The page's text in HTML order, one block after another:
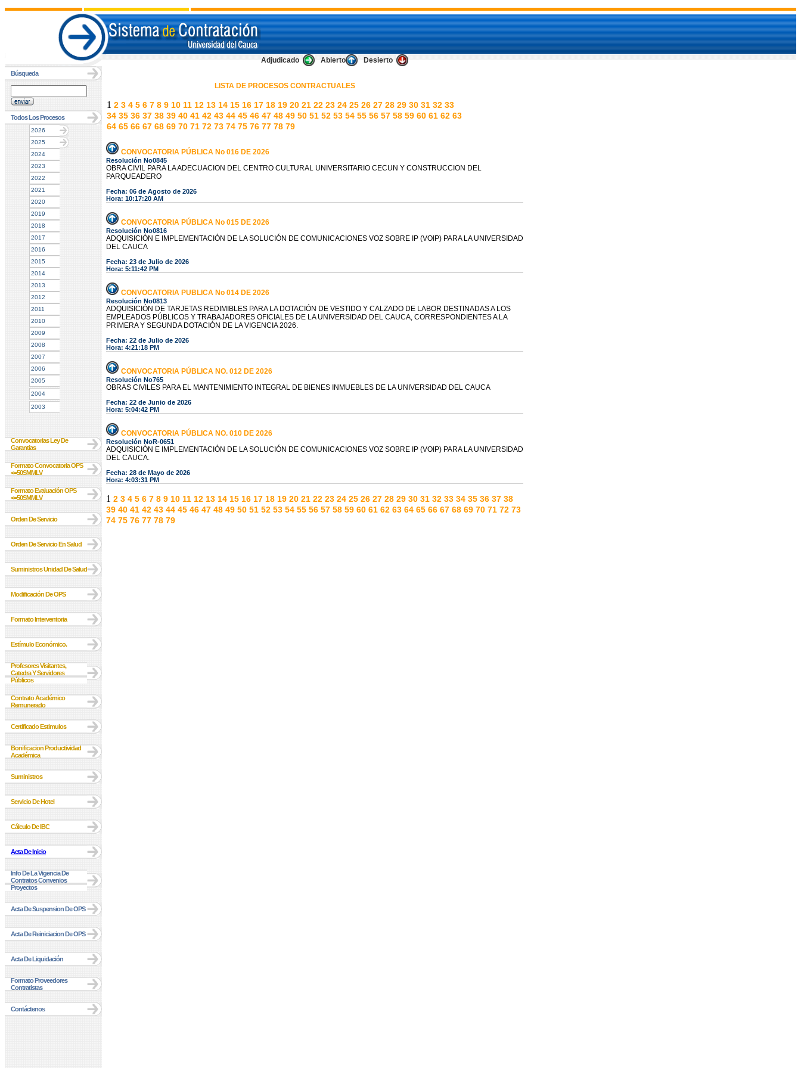
Adjudicado Abierto Desierto
Búsqueda
Todos Los Procesos
2026
2025
2024
2023
2022
2021
2020
2019
2018
2017
2016
2015
2014
2013
2012
2011
2010
2009
2008
2007
2006
2005
2004
2003
Convocatorias Ley De
Garantias
Formato Convocatoria OPS
<=50SMMLV
Formato Evaluación OPS
<=50SMMLV
Orden De Servicio
Orden De Servicio En Salud
Suministros Unidad De Salud
Modificación De OPS
Formato Interventoria
Estímulo Económico.
Profesores Visitantes,
Catedra Y Servidores
Públicos
Contrato Académico
Remunerado
Certificado Estimulos
Bonificacion Productividad
Académica
Suministros
Servicio De Hotel
Cálculo De IBC
Acta De Inicio
Info De La Vigencia De
Contratos Convenios
Proyectos
Acta De Suspension De OPS
Acta De Reiniciacion De OPS
Acta De Liquidación
Formato Proveedores
Contratistas
Contáctenos
LISTA DE PROCESOS CONTRACTUALES
1 2 3 4 5 6 7 8 9 10 11 12 13 14 15 16 17 18 19 20 21 22 23 24 25 26 27 28 29 30 31 32 33
34 35 36 37 38 39 40 41 42 43 44 45 46 47 48 49 50 51 52 53 54 55 56 57 58 59 60 61 62 63
64 65 66 67 68 69 70 71 72 73 74 75 76 77 78 79
CONVOCATORIA PÚBLICA No 016 DE 2026
Resolución No0845
OBRA CIVIL PARA LA ADECUACION DEL CENTRO CULTURAL UNIVERSITARIO CECUN Y CONSTRUCCION DEL
PARQUEADERO
Fecha: 06 de Agosto de 2026
Hora: 10:17:20 AM
CONVOCATORIA PÚBLICA No 015 DE 2026
Resolución No0816
ADQUISICIÓN E IMPLEMENTACIÓN DE LA SOLUCIÓN DE COMUNICACIONES VOZ SOBRE IP (VOIP) PARA LA UNIVERSIDAD
DEL CAUCA
Fecha: 23 de Julio de 2026
Hora: 5:11:42 PM
CONVOCATORIA PUBLICA No 014 DE 2026
Resolución No0813
ADQUISICIÓN DE TARJETAS REDIMIBLES PARA LA DOTACIÓN DE VESTIDO Y CALZADO DE LABOR DESTINADAS A LOS
EMPLEADOS PÚBLICOS Y TRABAJADORES OFICIALES DE LA UNIVERSIDAD DEL CAUCA, CORRESPONDIENTES A LA
PRIMERA Y SEGUNDA DOTACIÓN DE LA VIGENCIA 2026.
Fecha: 22 de Julio de 2026
Hora: 4:21:18 PM
CONVOCATORIA PÚBLICA NO. 012 DE 2026
Resolución No765
OBRAS CIVILES PARA EL MANTENIMIENTO INTEGRAL DE BIENES INMUEBLES DE LA UNIVERSIDAD DEL CAUCA
Fecha: 22 de Junio de 2026
Hora: 5:04:42 PM
CONVOCATORIA PÚBLICA NO. 010 DE 2026
Resolución NoR-0651
ADQUISICIÓN E IMPLEMENTACIÓN DE LA SOLUCIÓN DE COMUNICACIONES VOZ SOBRE IP (VOIP) PARA LA UNIVERSIDAD
DEL CAUCA.
Fecha: 28 de Mayo de 2026
Hora: 4:03:31 PM
1 2 3 4 5 6 7 8 9 10 11 12 13 14 15 16 17 18 19 20 21 22 23 24 25 26 27 28 29 30 31 32 33 34 35 36 37 38
39 40 41 42 43 44 45 46 47 48 49 50 51 52 53 54 55 56 57 58 59 60 61 62 63 64 65 66 67 68 69 70 71 72 73
74 75 76 77 78 79